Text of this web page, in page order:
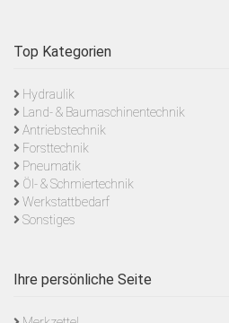
Top Kategorien
Hydraulik
Land- & Baumaschinentechnik
Antriebstechnik
Forsttechnik
Pneumatik
Öl- & Schmiertechnik
Werkstattbedarf
Sonstiges
Ihre persönliche Seite